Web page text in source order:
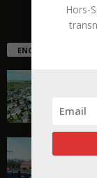
ENCORE PLUS
Hors-